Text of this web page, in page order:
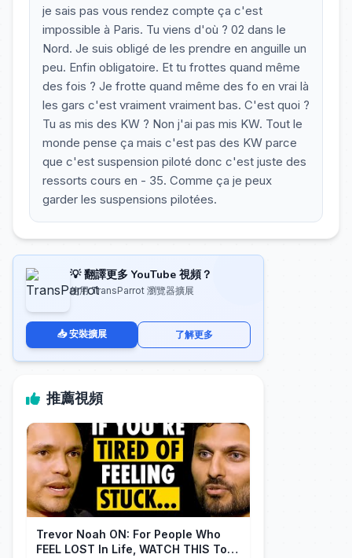
je sais pas vous rendez compte ça c'est
impossible à Paris. Tu viens d'où ? 02 dans le
Nord. Je suis obligé de les prendre en anguille un
peu. Enfin obligatoire. Et tu frottes quand même
des fois ? Je frotte quand même des fo en vrai là
les gars c'est vraiment vraiment bas. C'est quoi ?
Tu as mis des KW ? Non j'ai pas mis KW. Tout le
monde pense ça mais c'est pas des KW parce
que c'est suspension piloté donc c'est juste des
ressorts cours en - 35. Comme ça je peux
garder les suspensions pilotées.
💡 翻譯更多 YouTube 視頻？
使用 TransParrot 瀏覽器擴展
📥 安裝擴展 了解更多
推薦視頻
Trevor Noah ON: For People Who
FEEL LOST In Life, WATCH THIS To